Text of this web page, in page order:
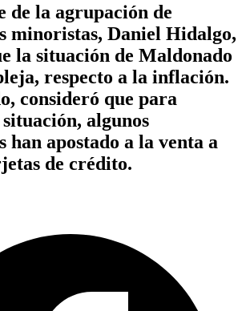
de la agrupación de
minoristas, Daniel Hidalgo,
la situación de Maldonado
respecto a la inflación.
consideró que para
algunos
han apostado a la venta a
de crédito.